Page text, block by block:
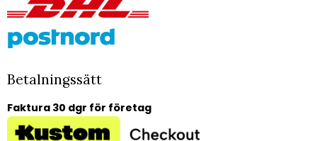
Betalningssätt
Faktura 30 dgr för företag